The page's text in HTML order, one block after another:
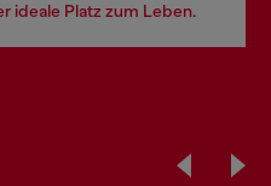
ideale Platz zum Leben.